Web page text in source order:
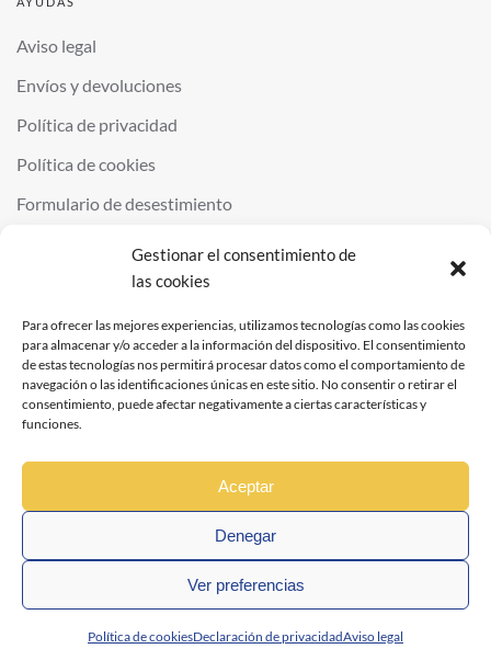
Gestionar el consentimiento de
las cookies
Para ofrecer las mejores experiencias, utilizamos tecnologías como las cookies
para almacenar y/o acceder a la información del dispositivo. El consentimiento
de estas tecnologías nos permitirá procesar datos como el comportamiento de
navegación o las identificaciones únicas en este sitio. No consentir o retirar el
consentimiento, puede afectar negativamente a ciertas características y
funciones.
Aceptar
Denegar
Ver preferencias
Política de cookiesDeclaración de privacidadAviso legal
Aviso legal
Envíos y devoluciones
Política de privacidad
Política de cookies
Formulario de desestimiento
QUIMINOR SL. ALL RIGHTS RESERVED.